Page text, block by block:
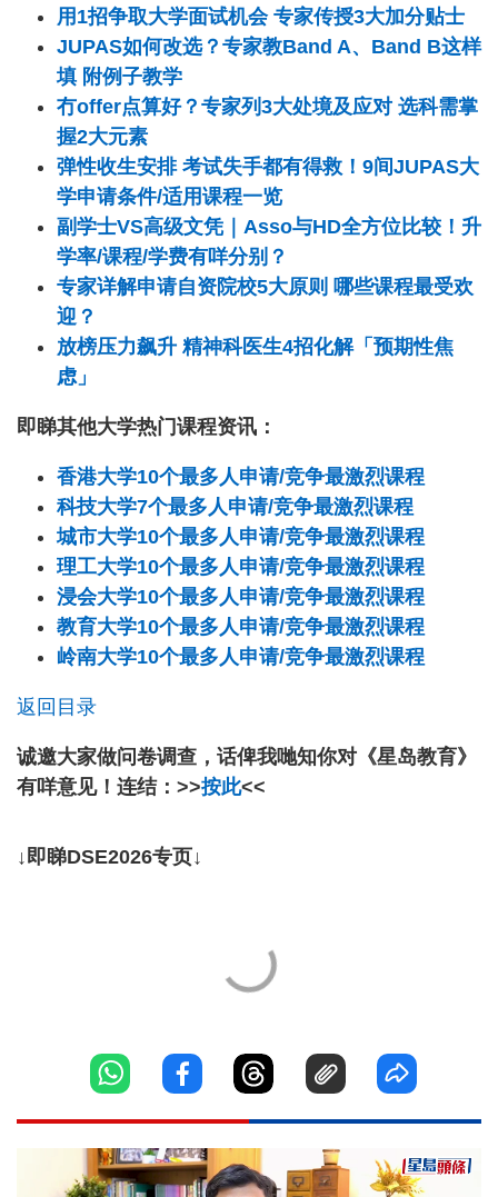
用1招争取大学面试机会 专家传授3大加分贴士
JUPAS如何改选？专家教Band A、Band B这样
填 附例子教学
冇offer点算好？专家列3大处境及应对 选科需掌
握2大元素
弹性收生安排 考试失手都有得救！9间JUPAS大
学申请条件/适用课程一览
副学士VS高级文凭｜Asso与HD全方位比较！升
学率/课程/学费有咩分别？
专家详解申请自资院校5大原则 哪些课程最受欢
迎？
放榜压力飙升 精神科医生4招化解「预期性焦
虑」
即睇其他大学热门课程资讯：
香港大学10个最多人申请/竞争最激烈课程
科技大学7个最多人申请/竞争最激烈课程
城市大学10个最多人申请/竞争最激烈课程
理工大学10个最多人申请/竞争最激烈课程
浸会大学10个最多人申请/竞争最激烈课程
教育大学10个最多人申请/竞争最激烈课程
岭南大学10个最多人申请/竞争最激烈课程
返回目录
诚邀大家做问卷调查，话俾我哋知你对《星岛教育》
有咩意见！连结：>>按此<<
↓即睇DSE2026专页↓